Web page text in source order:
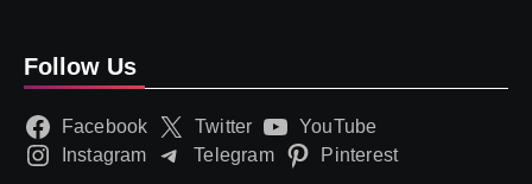
Follow Us
Facebook Twitter
YouTube
Instagram
Telegram Pinterest